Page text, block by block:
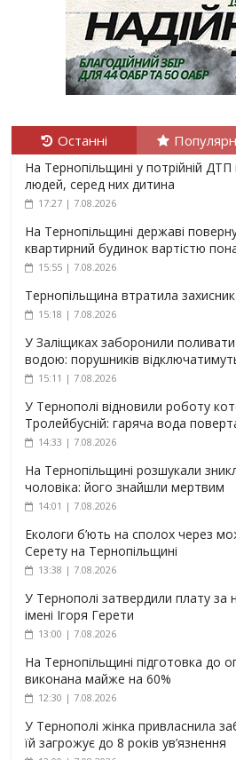
Останні
На Тернопільщині у потрійній
людей, серед них дитина
17:27 | 7.08.2026
На Тернопільщині державі
квартирний будинок вартістю
15:55 | 7.08.2026
Тернопільщина втратила
15:18 | 7.08.2026
У Заліщиках заборонили
водою: порушників
15:11 | 7.08.2026
У Тернополі відновили роботу
Тролейбусній: гаряча вода
14:33 | 7.08.2026
На Тернопільщині розшукали
чоловіка: його знайшли мертвим
14:01 | 7.08.2026
Екологи б’ють на сполох через
Серету на Тернопільщині
13:38 | 7.08.2026
У Тернополі затвердили плату за
імені Ігоря Герети
13:00 | 7.08.2026
На Тернопільщині підготовка до
виконана майже на 60%
12:30 | 7.08.2026
У Тернополі жінка привласнила
їй загрожує до 8 років ув’язнення